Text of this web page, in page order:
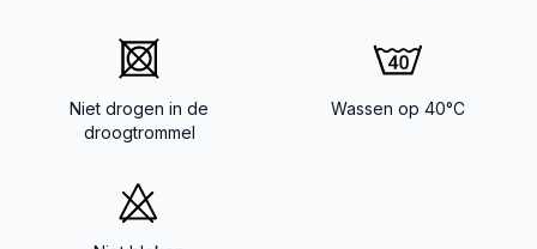
Niet drogen in de
droogtrommel
Wassen op 40°C